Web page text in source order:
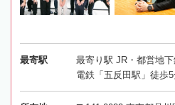
最寄駅
最寄り駅 JR・都営地
電鉄「五反田駅」徒歩5